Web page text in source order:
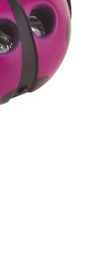
Rozbaliť
menu